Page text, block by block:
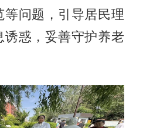
问题，引导居民理
诱惑，妥善守护养老